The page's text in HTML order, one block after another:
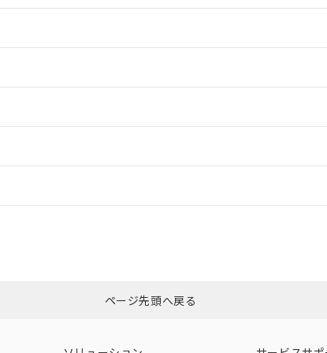
ダウンロードはこちらページ先頭へ戻る